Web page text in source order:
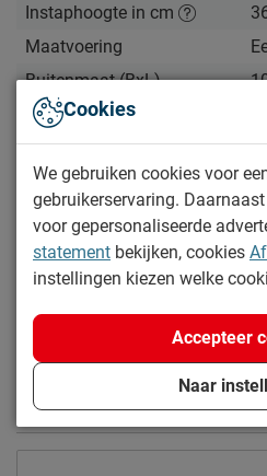
Instaphoogte in cm
Maatvoering
Buitenmaat (BxL)
Lengte
Comforthoogte (hoge
instap)
Hoogte hoofdbord
Hoogte
Kenmerken
Thema bed
Elektrisch verstelbare
bedbodem mogelijk?
Kleur
Bekijk meer specificaties
Documenten
Huisbed-3dakpanelen
Meer van de serie
Cookies
We gebruiken cookies voor
gebruikerservaring.
voor gepersonaliseerde
statement bekijken, cookies
instellingen kiezen welke
Naar
Accepteer